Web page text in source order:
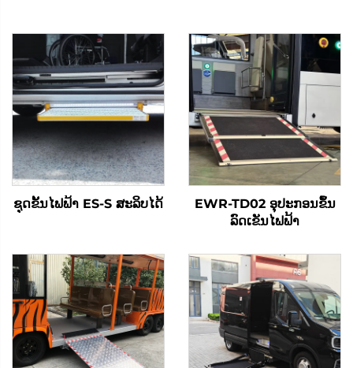
ຊຸດຂັ້ນໄຟຟ້າ ES-S ສະລິບໄດ້
EWR-TD02 ອຸປະກອນຂຶ້ນ
ລົດເຂັນໄຟຟ້າ